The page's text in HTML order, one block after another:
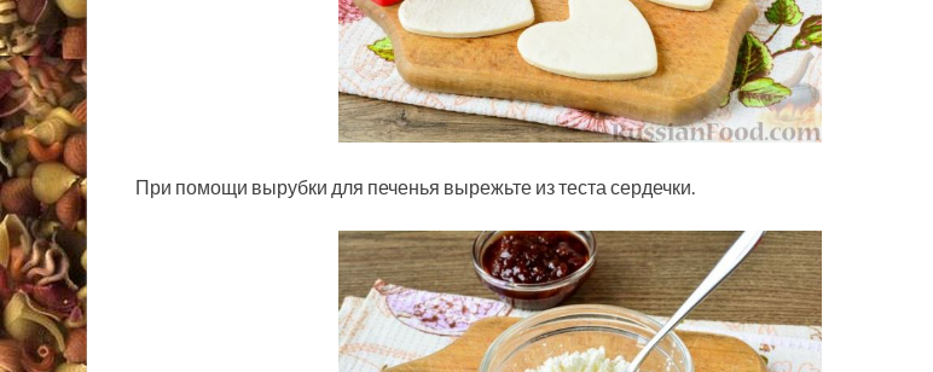
При помощи вырубки для печенья вырежьте из теста сердечки.